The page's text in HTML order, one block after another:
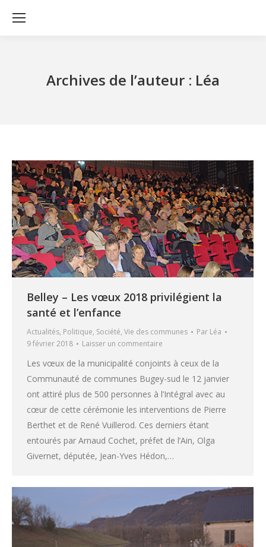
Archives de l’auteur : Léa
Belley – Les vœux 2018 privilégient la
santé et l’enfance
Actualités, Politique, Société, Vie des communes Par Léa
9 février 2018
Laisser un commentaire
Les vœux de la municipalité conjoints à ceux de la
Communauté de communes Bugey-sud le 12 janvier
ont attiré plus de 500 personnes à l’Intégral avec au
cœur de cette cérémonie les interventions de Pierre
Berthet et de René Vuillerod. Ces derniers étant
entourés par Arnaud Cochet, préfet de l’Ain, Olga
Givernet, députée, Jean-Yves Hédon,…